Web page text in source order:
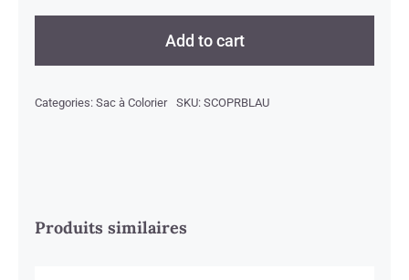
Colorier
Princesse
Add to cart
Categories: Sac à Colorier SKU: SCOPRBLAU
Produits similaires